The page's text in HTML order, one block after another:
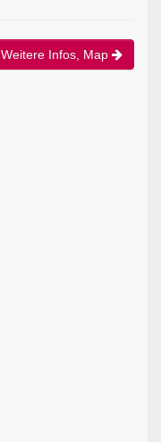
Weitere Infos, Map